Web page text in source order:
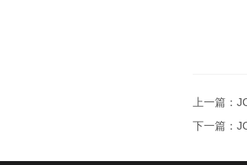
上一篇：
下一篇：